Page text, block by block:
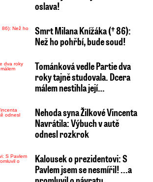
oslava!
Smrt Milana Knížáka († 86):
Než ho pohřbí, bude soud!
Tománková vedle Partie dva
roky tajně studovala. Dcera
málem nestihla její…
Nehoda syna Žilkové Vincenta
Navrátila: Výbuch v autě
odnesl rozkrok
Kalousek o prezidentovi: S
Pavlem jsem se nesmířil! ...a